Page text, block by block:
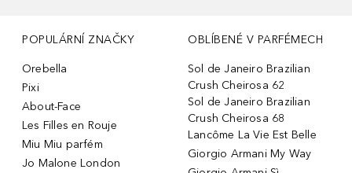
POPULÁRNÍ ZNAČKY
Orebella
Pixi
About-Face
Les Filles en Rouje
Miu Miu parfém
Jo Malone London
OBLÍBENÉ V PARFÉMECH
Sol de Janeiro Brazilian
Crush Cheirosa 62
Sol de Janeiro Brazilian
Crush Cheirosa 68
Lancôme La Vie Est Belle
Giorgio Armani My Way